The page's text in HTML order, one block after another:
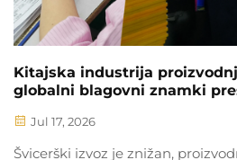
Kitajska industrija
globalni blagovni znamki
Jul 17, 2026
Švicerški izvoz je znižan,